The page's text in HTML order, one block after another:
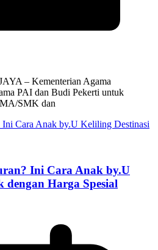
– Kementerian Agama
PAI dan Budi Pekerti untuk
SMK dan
Ini Cara Anak by.U
dengan Harga Spesial